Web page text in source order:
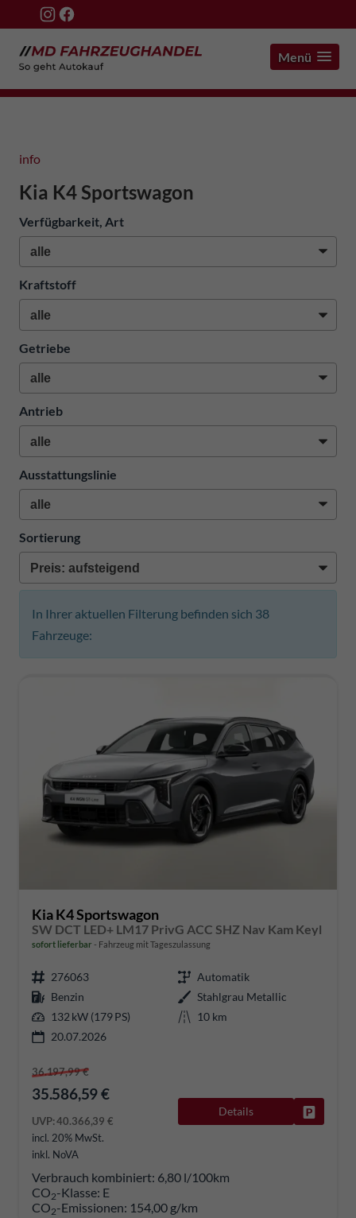
Menü
info
Kia K4 Sportswagon
Verfügbarkeit, Art
Kraftstoff
Getriebe
Antrieb
Ausstattungslinie
Sortierung
In Ihrer aktuellen Filterung befinden sich 38
Fahrzeuge:
Kia K4 Sportswagon
SW DCT LED+ LM17 PrivG ACC SHZ Nav Kam Keyl
sofort lieferbar Fahrzeug mit Tageszulassung
276063
Automatik
Benzin
Stahlgrau Metallic
132 kW (179 PS)
10 km
20.07.2026
36.197,99 €
35.586,59 €
UVP:40.366,39 €
incl. 20% MwSt.
inkl. NoVA
Details
Verbrauch kombiniert: 6,80 l/100km
CO2-Klasse: E
CO2-Emissionen: 154,00 g/km